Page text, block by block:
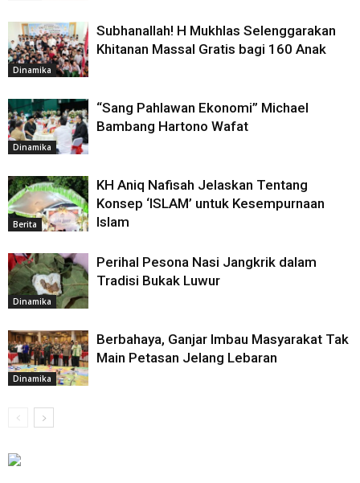
Dinamika
Subhanallah! H Mukhlas Selenggarakan
Khitanan Massal Gratis bagi 160 Anak
Dinamika
“Sang Pahlawan Ekonomi” Michael
Bambang Hartono Wafat
Berita
KH Aniq Nafisah Jelaskan Tentang
Konsep ‘ISLAM’ untuk Kesempurnaan
Islam
Dinamika
Perihal Pesona Nasi Jangkrik dalam
Tradisi Bukak Luwur
Dinamika
Berbahaya, Ganjar Imbau Masyarakat Tak
Main Petasan Jelang Lebaran